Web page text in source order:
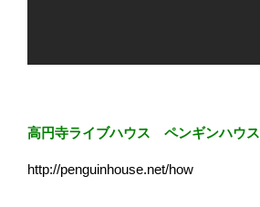
高円寺ライブハウス ペンギンハウス
http://penguinhouse.net/how